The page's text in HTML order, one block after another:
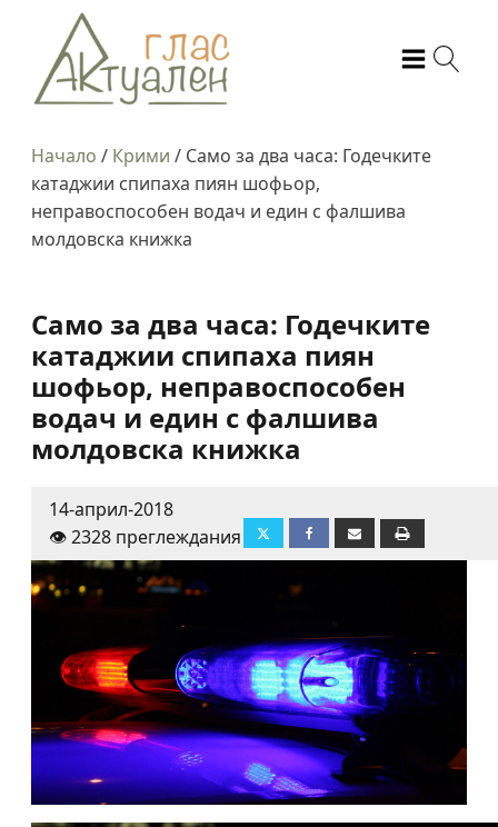
Начало / Крими / Само за два часа: Годечките
катаджии спипаха пиян шофьор,
неправоспособен водач и един с фалшива
молдовска книжка
Само за два часа: Годечките
катаджии спипаха пиян
шофьор, неправоспособен
водач и един с фалшива
молдовска книжка
14-април-2018
👁️ 2328 преглеждания